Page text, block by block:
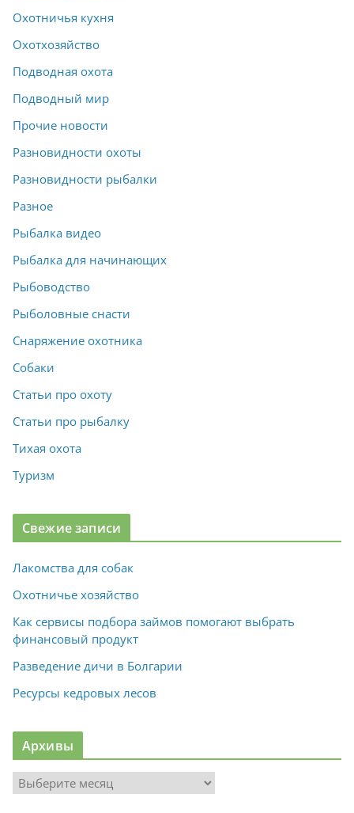
Охотничья кухня
Охотхозяйство
Подводная охота
Подводный мир
Прочие новости
Разновидности охоты
Разновидности рыбалки
Разное
Рыбалка видео
Рыбалка для начинающих
Рыбоводство
Рыболовные снасти
Снаряжение охотника
Собаки
Статьи про охоту
Статьи про рыбалку
Тихая охота
Туризм
Свежие записи
Лакомства для собак
Охотничье хозяйство
Как сервисы подбора займов помогают выбрать
финансовый продукт
Разведение дичи в Болгарии
Ресурсы кедровых лесов
Архивы